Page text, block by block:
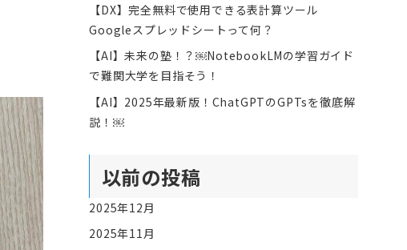
【DX】完全無料で使用できる表計算ツール
Googleスプレッドシートって何？
【AI】未来の塾！？￼NotebookLMの学習ガイド
で難関大学を目指そう！
【AI】2025年最新版！ChatGPTのGPTsを徹底解
説！￼
以前の投稿
2025年12月
2025年11月